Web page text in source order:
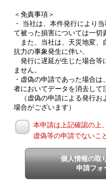
＜免責事項＞
・ 当社は、本件発行により
て被った損害については一切
また、当社は、天災地変、
抗力の事象発生に伴い、
発行に遅延が生じた場合等
ません。
・虚偽の申請であった場合
者においてデータを消去して
（虚偽の申請による発行お
場合がございます）
本申請は上記確認の上
虚偽等の申請でないこ
個人情報の取
申請フォ